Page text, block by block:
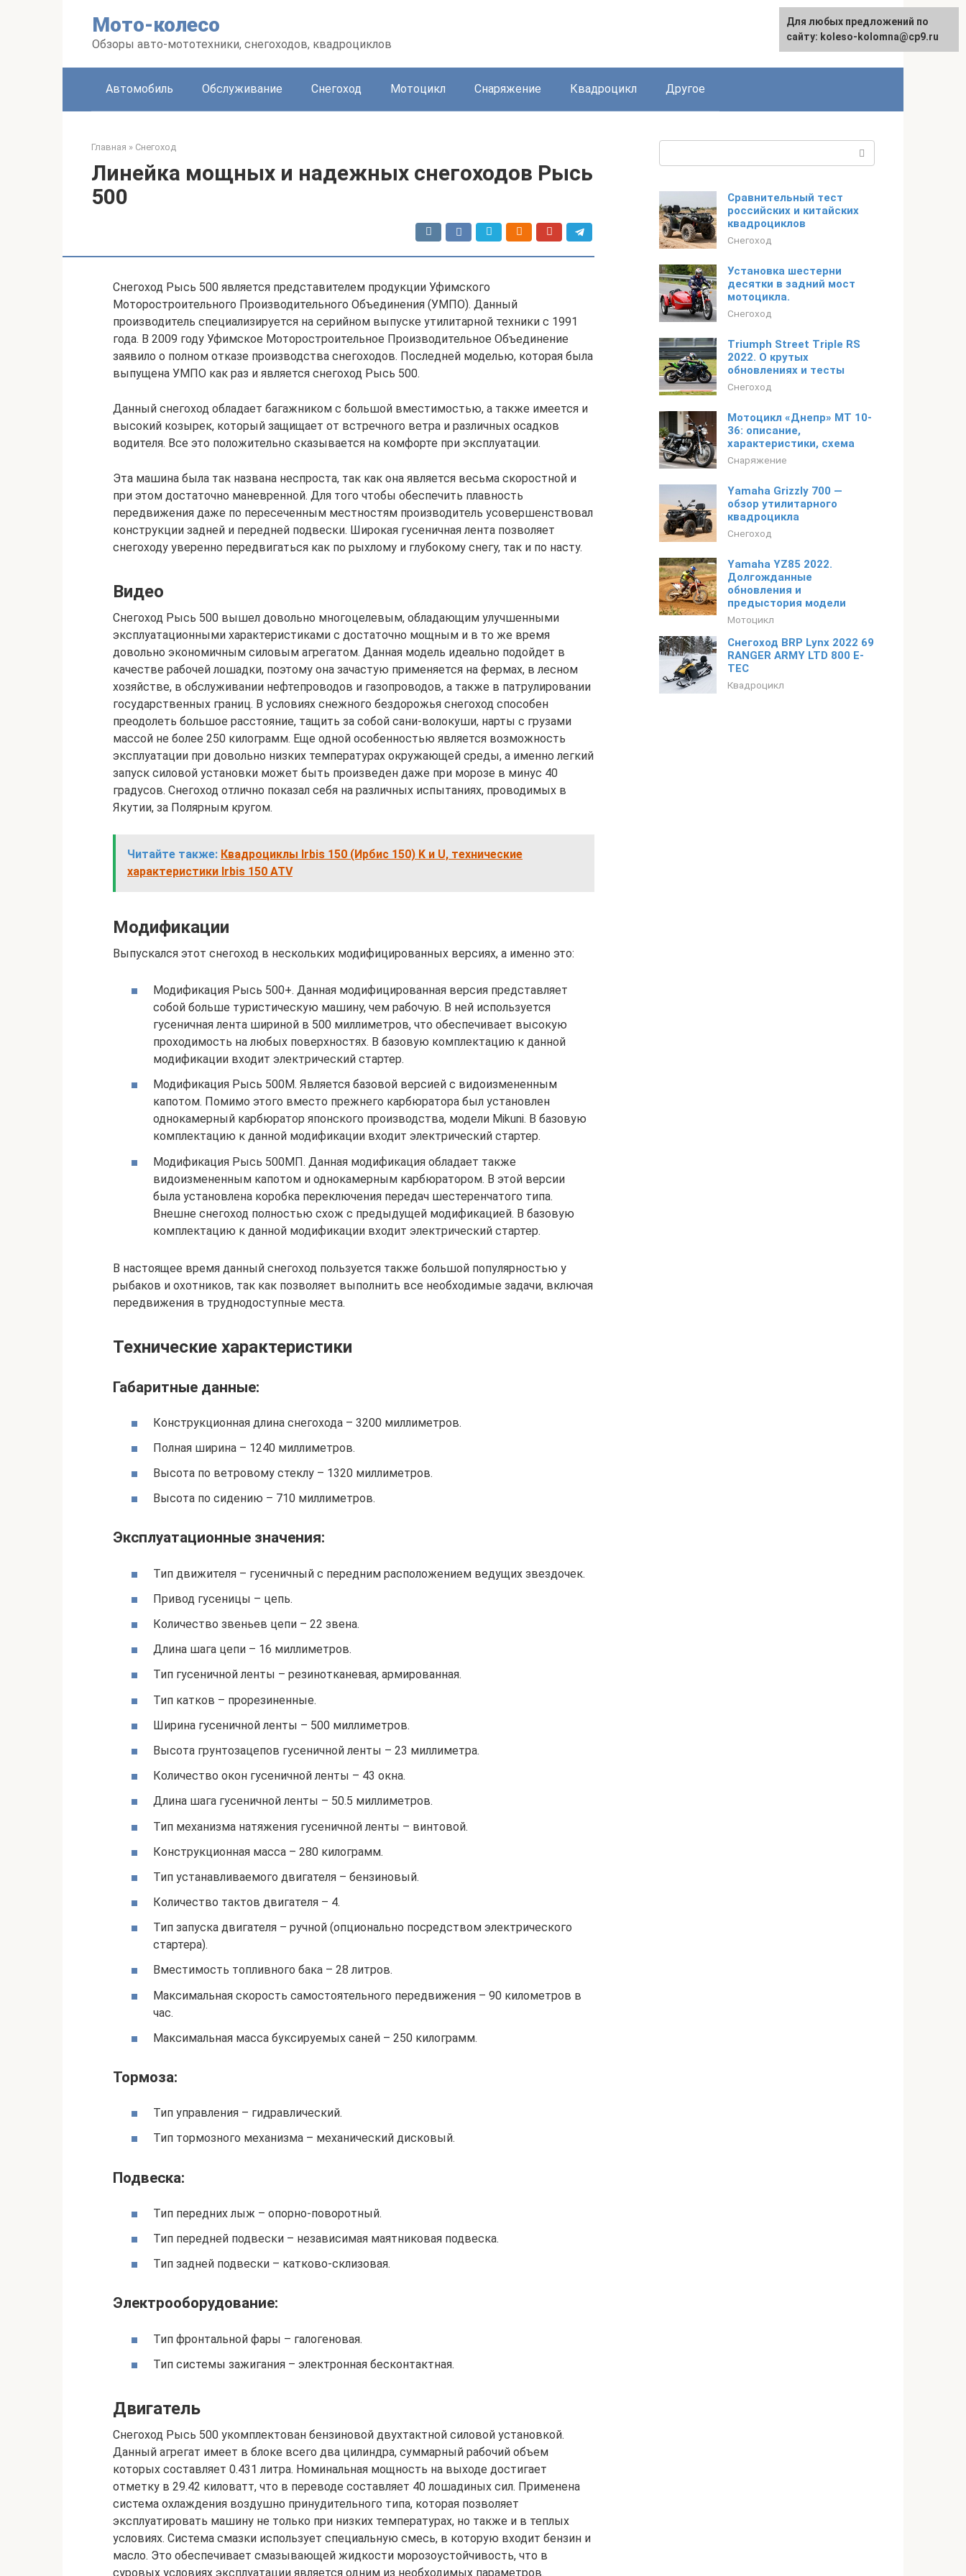
Мото-колесо
Обзоры авто-мототехники, снегоходов, квадроциклов
Автомобиль Обслуживание Снегоход Мотоцикл Снаряжение Квадроцикл Другое
Главная » Снегоход
Линейка мощных и надежных снегоходов Рысь
500
Снегоход Рысь 500 является представителем продукции Уфимского
Моторостроительного Производительного Объединения (УМПО). Данный
производитель специализируется на серийном выпуске утилитарной техники с 1991
года. В 2009 году Уфимское Моторостроительное Производительное Объединение
заявило о полном отказе производства снегоходов. Последней моделью, которая была
выпущена УМПО как раз и является снегоход Рысь 500.
Данный снегоход обладает багажником с большой вместимостью, а также имеется и
высокий козырек, который защищает от встречного ветра и различных осадков
водителя. Все это положительно сказывается на комфорте при эксплуатации.
Эта машина была так названа неспроста, так как она является весьма скоростной и
при этом достаточно маневренной. Для того чтобы обеспечить плавность
передвижения даже по пересеченным местностям производитель усовершенствовал
конструкции задней и передней подвески. Широкая гусеничная лента позволяет
снегоходу уверенно передвигаться как по рыхлому и глубокому снегу, так и по насту.
Видео
Снегоход Рысь 500 вышел довольно многоцелевым, обладающим улучшенными
эксплуатационными характеристиками с достаточно мощным и в то же время
довольно экономичным силовым агрегатом. Данная модель идеально подойдет в
качестве рабочей лошадки, поэтому она зачастую применяется на фермах, в лесном
хозяйстве, в обслуживании нефтепроводов и газопроводов, а также в патрулировании
государственных границ. В условиях снежного бездорожья снегоход способен
преодолеть большое расстояние, тащить за собой сани-волокуши, нарты с грузами
массой не более 250 килограмм. Еще одной особенностью является возможность
эксплуатации при довольно низких температурах окружающей среды, а именно легкий
запуск силовой установки может быть произведен даже при морозе в минус 40
градусов. Снегоход отлично показал себя на различных испытаниях, проводимых в
Якутии, за Полярным кругом.
Читайте также: Квадроциклы Irbis 150 (Ирбис 150) K и U, технические
характеристики Irbis 150 ATV
Модификации
Выпускался этот снегоход в нескольких модифицированных версиях, а именно это:
Модификация Рысь 500+. Данная модифицированная версия представляет
собой больше туристическую машину, чем рабочую. В ней используется
гусеничная лента шириной в 500 миллиметров, что обеспечивает высокую
проходимость на любых поверхностях. В базовую комплектацию к данной
модификации входит электрический стартер.
Модификация Рысь 500М. Является базовой версией с видоизмененным
капотом. Помимо этого вместо прежнего карбюратора был установлен
однокамерный карбюратор японского производства, модели Mikuni. В базовую
комплектацию к данной модификации входит электрический стартер.
Модификация Рысь 500МП. Данная модификация обладает также
видоизмененным капотом и однокамерным карбюратором. В этой версии
была установлена коробка переключения передач шестеренчатого типа.
Внешне снегоход полностью схож с предыдущей модификацией. В базовую
комплектацию к данной модификации входит электрический стартер.
В настоящее время данный снегоход пользуется также большой популярностью у
рыбаков и охотников, так как позволяет выполнить все необходимые задачи, включая
передвижения в труднодоступные места.
Технические характеристики
Габаритные данные:
Конструкционная длина снегохода – 3200 миллиметров.
Полная ширина – 1240 миллиметров.
Высота по ветровому стеклу – 1320 миллиметров.
Высота по сидению – 710 миллиметров.
Эксплуатационные значения:
Тип движителя – гусеничный с передним расположением ведущих звездочек.
Привод гусеницы – цепь.
Количество звеньев цепи – 22 звена.
Длина шага цепи – 16 миллиметров.
Тип гусеничной ленты – резинотканевая, армированная.
Тип катков – прорезиненные.
Ширина гусеничной ленты – 500 миллиметров.
Высота грунтозацепов гусеничной ленты – 23 миллиметра.
Количество окон гусеничной ленты – 43 окна.
Длина шага гусеничной ленты – 50.5 миллиметров.
Тип механизма натяжения гусеничной ленты – винтовой.
Конструкционная масса – 280 килограмм.
Тип устанавливаемого двигателя – бензиновый.
Количество тактов двигателя – 4.
Тип запуска двигателя – ручной (опционально посредством электрического
стартера).
Вместимость топливного бака – 28 литров.
Максимальная скорость самостоятельного передвижения – 90 километров в
час.
Максимальная масса буксируемых саней – 250 килограмм.
Тормоза:
Тип управления – гидравлический.
Тип тормозного механизма – механический дисковый.
Подвеска:
Тип передних лыж – опорно-поворотный.
Тип передней подвески – независимая маятниковая подвеска.
Тип задней подвески – катково-склизовая.
Электрооборудование:
Тип фронтальной фары – галогеновая.
Тип системы зажигания – электронная бесконтактная.
Двигатель
Снегоход Рысь 500 укомплектован бензиновой двухтактной силовой установкой.
Данный агрегат имеет в блоке всего два цилиндра, суммарный рабочий объем
которых составляет 0.431 литра. Номинальная мощность на выходе достигает
отметку в 29.42 киловатт, что в переводе составляет 40 лошадиных сил. Применена
система охлаждения воздушно принудительного типа, которая позволяет
эксплуатировать машину не только при низких температурах, но также и в теплых
условиях. Система смазки использует специальную смесь, в которую входит бензин и
масло. Это обеспечивает смазывающей жидкости морозоустойчивость, что в
суровых условиях эксплуатации является одним из необходимых параметров.
Сравнительный тест
российских и китайских
квадроциклов
Снегоход
Установка шестерни
десятки в задний мост
мотоцикла.
Снегоход
Triumph Street Triple RS
2022. О крутых
обновлениях и тесты
Снегоход
Мотоцикл «Днепр» МТ 10-
36: описание,
характеристики, схема
Снаряжение
Yamaha Grizzly 700 —
обзор утилитарного
квадроцикла
Снегоход
Yamaha YZ85 2022.
Долгожданные
обновления и
предыстория модели
Мотоцикл
Снегоход BRP Lynx 2022 69
RANGER ARMY LTD 800 E-
TEC
Квадроцикл
Для любых предложений по
сайту: koleso-kolomna@cp9.ru